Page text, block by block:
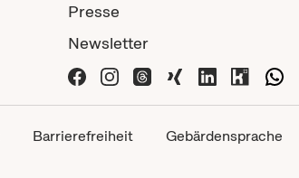
Presse
Newsletter
Barrierefreiheit Gebärdensprache